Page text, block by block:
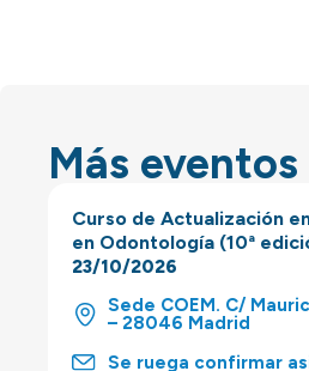
Más eventos
Curso de Actualización
en Odontología (10ª
23/10/2026
Sede COEM. C/
– 28046 Madrid
Se ruega confirmar